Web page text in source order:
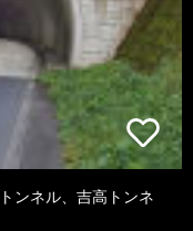
ンネル、吉高トンネ